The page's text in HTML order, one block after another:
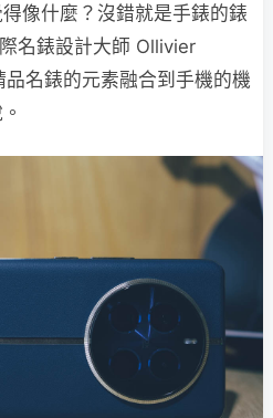
像什麼？沒錯就是手錶的錶
名錶設計大師 Ollivier
名錶的元素融合到手機的機